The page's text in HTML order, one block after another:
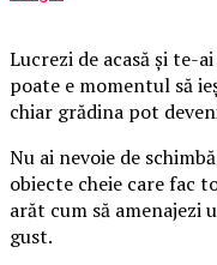
Lucrezi de acasă și te-
poate e momentul să
chiar grădina pot
Nu ai nevoie de
obiecte cheie care fac
arăt cum să amenajezi
gust.